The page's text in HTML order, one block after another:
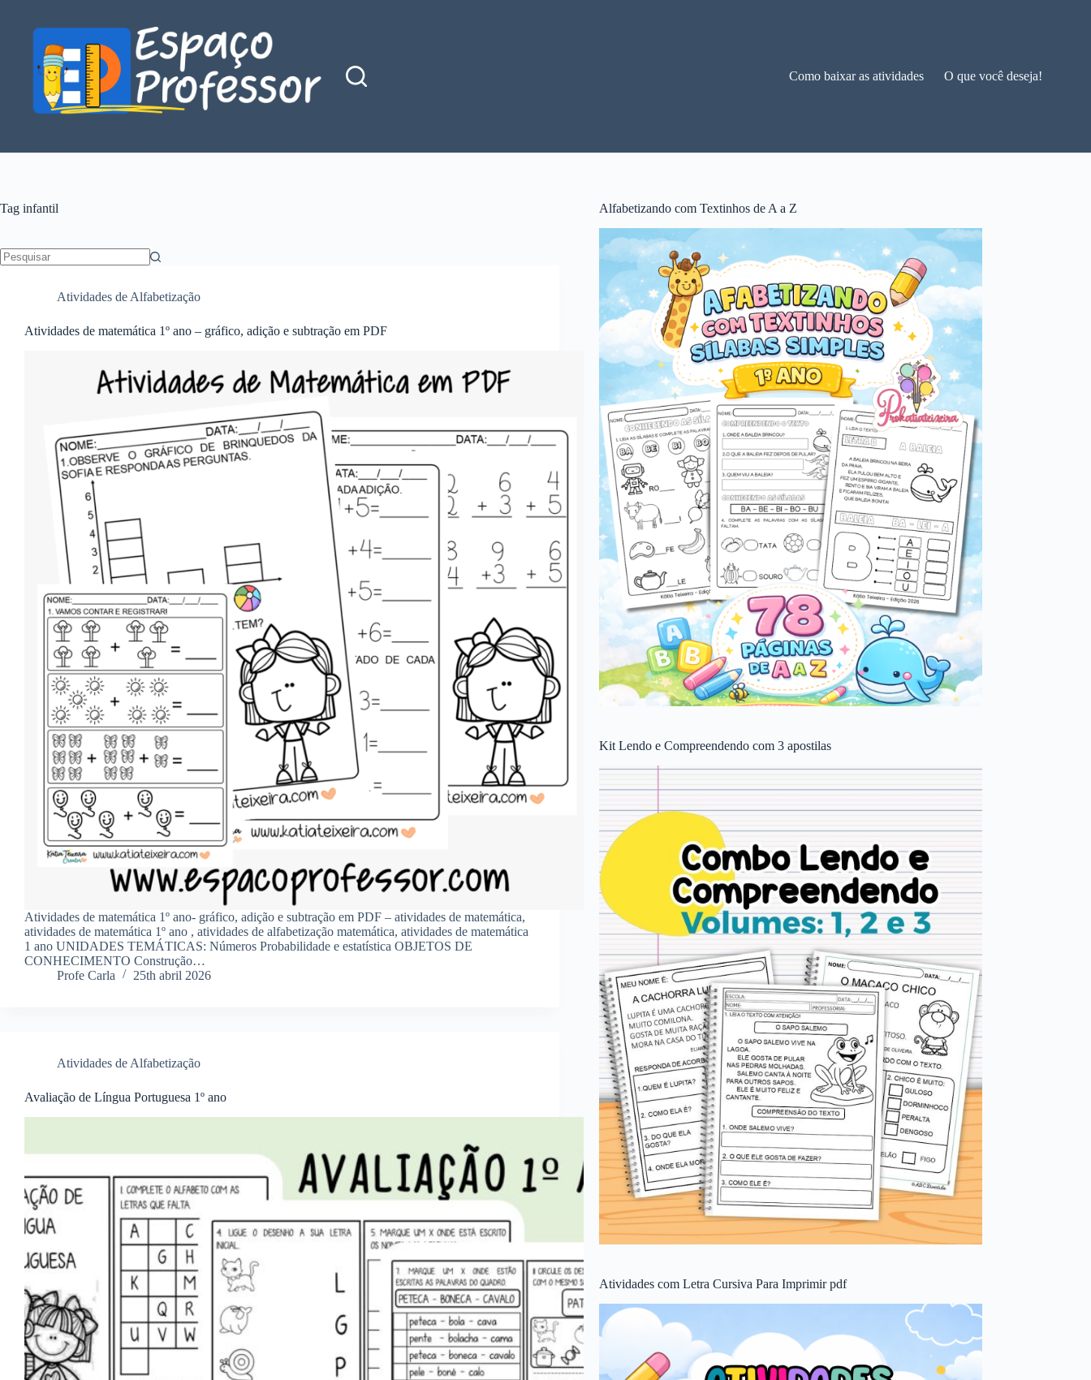
conteúdo
Como baixar as atividades O que você deseja!
Tag infantil
Atividades de Alfabetização
Atividades de matemática 1º ano – gráfico, adição e subtração em PDF
Atividades de matemática 1º ano- gráfico, adição e subtração em PDF – atividades de matemática,
atividades de matemática 1º ano , atividades de alfabetização matemática, atividades de matemática
1 ano UNIDADES TEMÁTICAS: Números Probabilidade e estatística OBJETOS DE
CONHECIMENTO Construção…
Profe Carla
25th abril 2026
Atividades de Alfabetização
Avaliação de Língua Portuguesa 1º ano
Alfabetizando com Textinhos de A a Z
Kit Lendo e Compreendendo com 3 apostilas
Atividades com Letra Cursiva Para Imprimir pdf